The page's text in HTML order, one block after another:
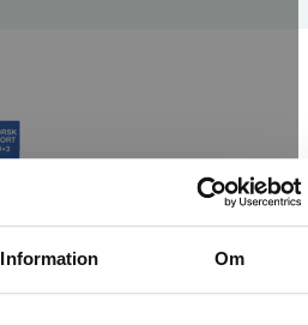
Information Om